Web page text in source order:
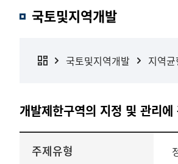
국토및지역개발
국토및지역개발 지역
개발제한구역의 지정 및 관리
주제유형